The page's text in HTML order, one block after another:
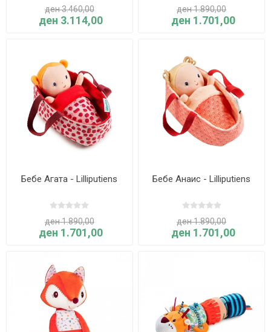
ден 3.460,00
ден 3.114,00
ден 1.890,00
ден 1.701,00
Бебе Агата - Lilliputiens
ден 1.890,00
ден 1.701,00
Бебе Анаис - Lilliputiens
ден 1.890,00
ден 1.701,00